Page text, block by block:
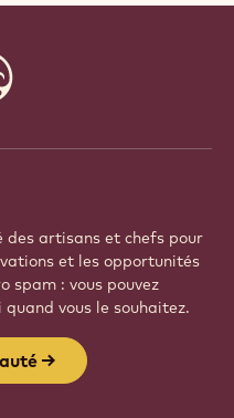
artisans et chefs pour
et les opportunités
spam : vous pouvez
vous le souhaitez.